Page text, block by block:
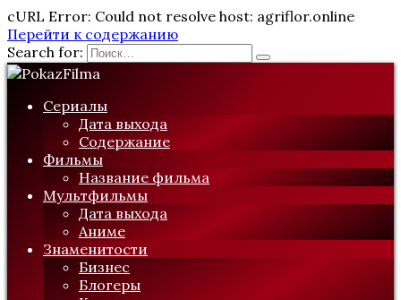
cURL Error: Could not resolve host: agriflor.online
Перейти к содержанию
Search for:
Сериалы
Дата выхода
Содержание
Фильмы
Название фильма
Мультфильмы
Дата выхода
Аниме
Знаменитости
Бизнес
Блогеры